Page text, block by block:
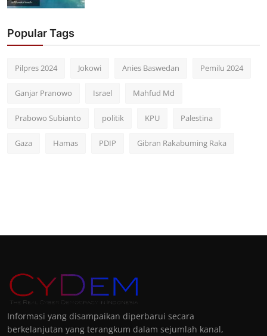
Popular Tags
Pilpres 2024 Jokowi Anies Baswedan Pemilu 2024
Ganjar Pranowo Israel Mahfud Md
Prabowo Subianto politik KPU Palestina
Gaza Hamas PDIP Gibran Rakabuming Raka
Informasi yang disampaikan diperbarui secara
berkelanjutan yang terangkum dalam sejumlah kanal,